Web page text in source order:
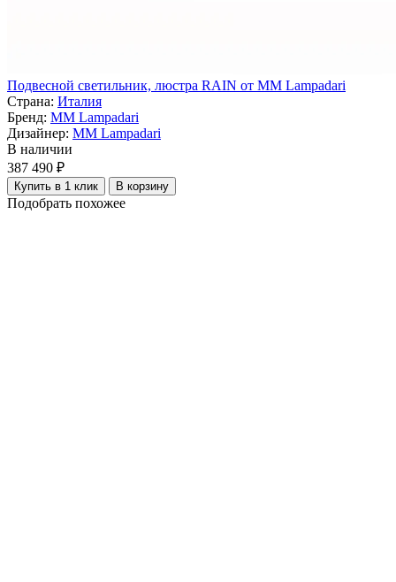
Подвесной светильник, люстра RAIN от MM Lampadari
Страна: Италия
Бренд: MM Lampadari
Дизайнер: MM Lampadari
В наличии
387 490 ₽
Купить в 1 клик В корзину
Подобрать похожее